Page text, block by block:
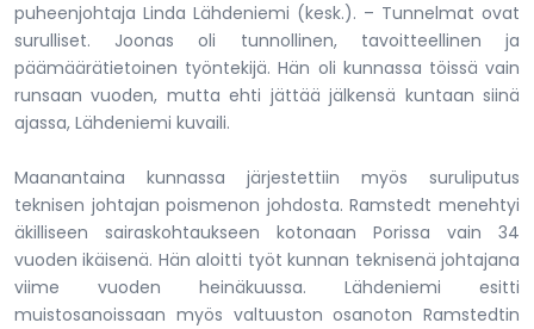
puheenjohtaja Linda Lähdeniemi (kesk.). – Tunnelmat ovat
surulliset. Joonas oli tunnollinen, tavoitteellinen ja
päämäärätietoinen työntekijä. Hän oli kunnassa töissä vain
runsaan vuoden, mutta ehti jättää jälkensä kuntaan siinä
ajassa, Lähdeniemi kuvaili.
Maanantaina kunnassa järjestettiin myös suruliputus
teknisen johtajan poismenon johdosta. Ramstedt menehtyi
äkilliseen sairaskohtaukseen kotonaan Porissa vain 34
vuoden ikäisenä. Hän aloitti työt kunnan teknisenä johtajana
viime vuoden heinäkuussa. Lähdeniemi esitti
muistosanoissaan myös valtuuston osanoton Ramstedtin